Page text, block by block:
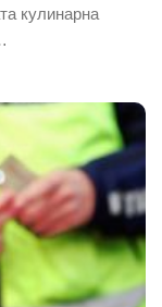
кулинарна